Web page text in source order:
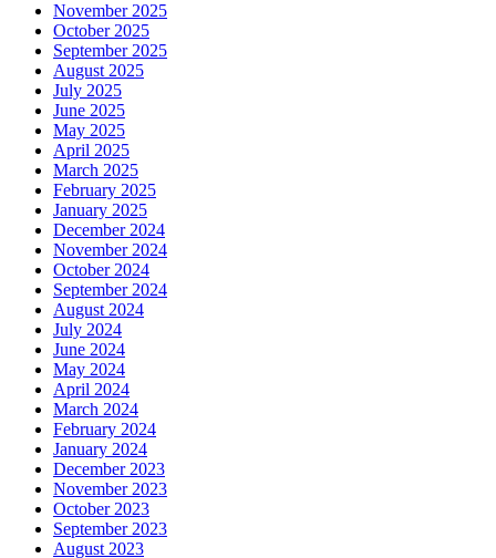
November 2025
October 2025
September 2025
August 2025
July 2025
June 2025
May 2025
April 2025
March 2025
February 2025
January 2025
December 2024
November 2024
October 2024
September 2024
August 2024
July 2024
June 2024
May 2024
April 2024
March 2024
February 2024
January 2024
December 2023
November 2023
October 2023
September 2023
August 2023